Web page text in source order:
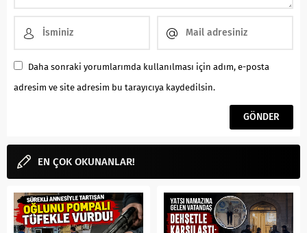
Daha sonraki yorumlarımda kullanılması için adım, e-posta
adresim ve site adresim bu tarayıcıya kaydedilsin.
EN ÇOK OKUNANLAR!